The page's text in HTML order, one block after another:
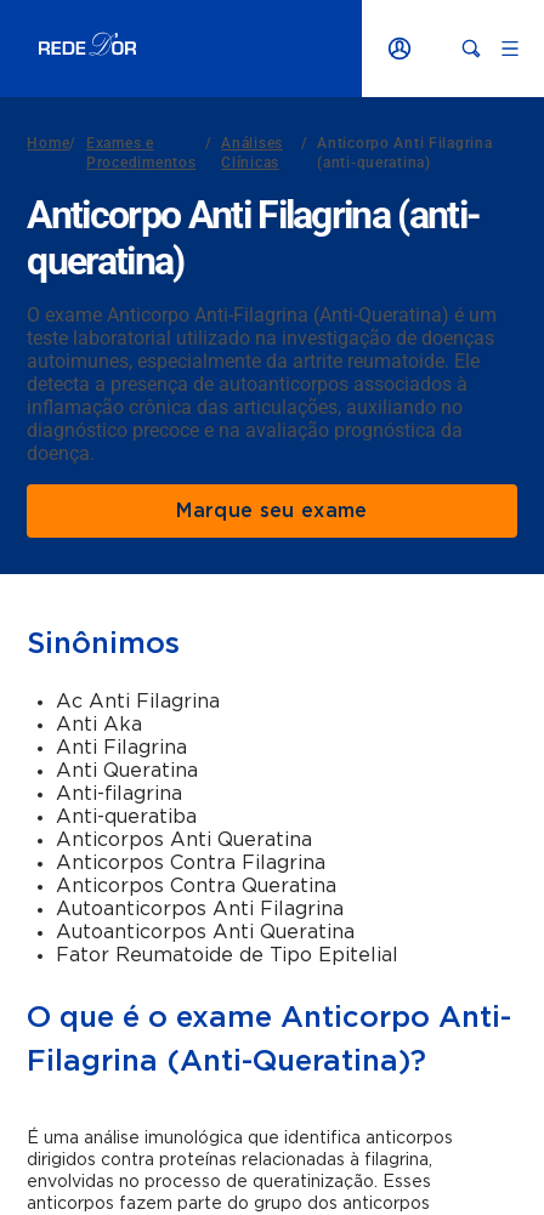
Home/
Exames e
Procedimentos
/
Análises
Clínicas
/
Anticorpo Anti Filagrina
(anti-queratina)
Anticorpo Anti Filagrina (anti-
queratina)
O exame Anticorpo Anti-Filagrina (Anti-Queratina) é um
teste laboratorial utilizado na investigação de doenças
autoimunes, especialmente da artrite reumatoide. Ele
detecta a presença de autoanticorpos associados à
inflamação crônica das articulações, auxiliando no
diagnóstico precoce e na avaliação prognóstica da
doença.
Marque seu exame
Sinônimos
Ac Anti Filagrina
Anti Aka
Anti Filagrina
Anti Queratina
Anti-filagrina
Anti-queratiba
Anticorpos Anti Queratina
Anticorpos Contra Filagrina
Anticorpos Contra Queratina
Autoanticorpos Anti Filagrina
Autoanticorpos Anti Queratina
Fator Reumatoide de Tipo Epitelial
O que é o exame Anticorpo Anti-
Filagrina (Anti-Queratina)?
É uma análise imunológica que identifica anticorpos
dirigidos contra proteínas relacionadas à filagrina,
envolvidas no processo de queratinização. Esses
anticorpos fazem parte do grupo dos anticorpos